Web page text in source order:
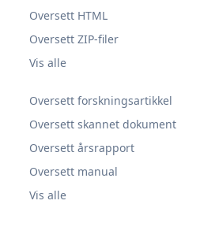
Oversett forskningsartikkel
Oversett skannet dokument
Oversett årsrapport
Oversett manual
Vis alle
Oversett HTML
Oversett ZIP-filer
Vis alle